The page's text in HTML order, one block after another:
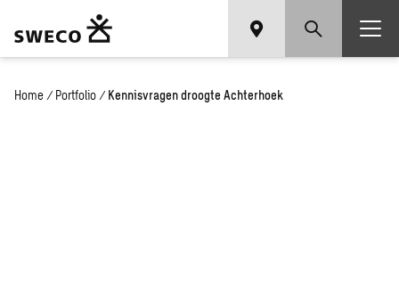
Home / Portfolio / Kennisvragen droogte Achterhoek